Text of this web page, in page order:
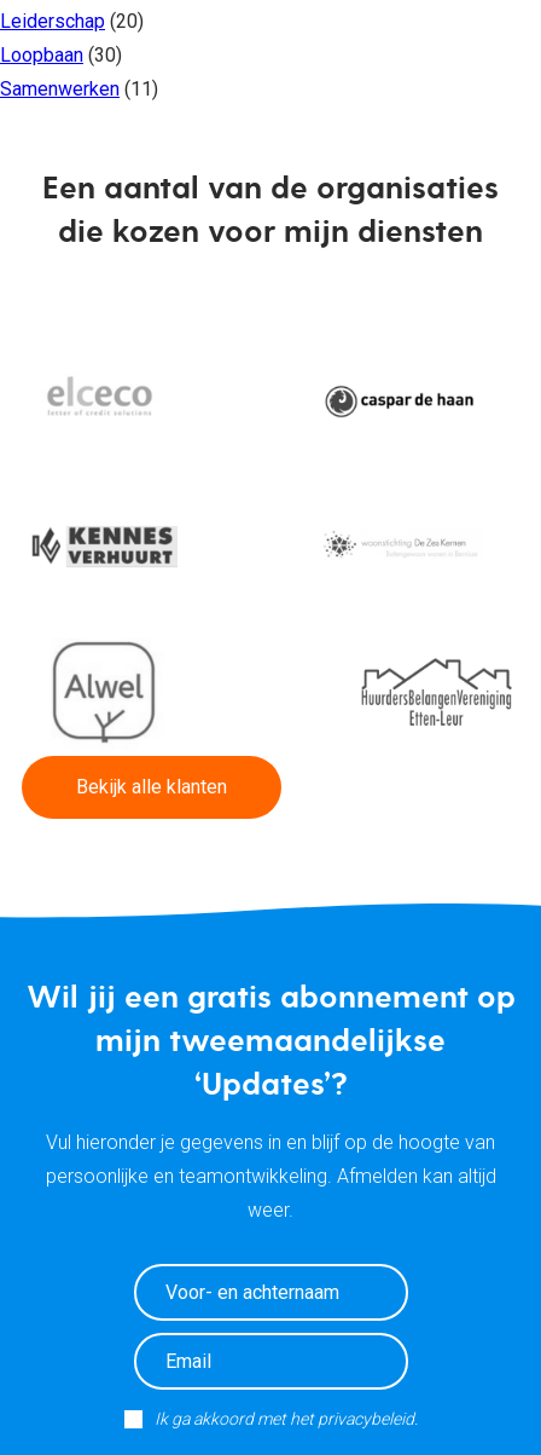
Leiderschap (20)
Loopbaan (30)
Samenwerken (11)
Een aantal van de organisaties
die kozen voor mijn diensten
Bekijk alle klanten
Wil jij een gratis abonnement op
mijn tweemaandelijkse
‘Updates’?
Vul hieronder je gegevens in en blijf op de hoogte van
persoonlijke en teamontwikkeling. Afmelden kan altijd
weer.
Ik ga akkoord met het privacybeleid.